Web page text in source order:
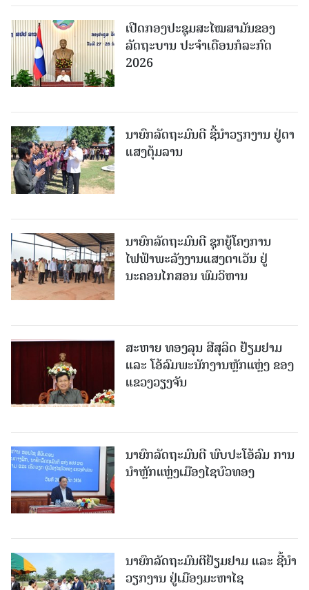
ເປີດກອງປະຊຸມສະໄໝສາມັນຂອງ
ລັດຖະບານ ປະຈໍາເດືອນກໍລະກົດ
2026
ນາຍົກລັດຖະມົນຕີ ຊີ້ນຳວຽກງານ ຢູ່ຕາ
ແສງຕຸ້ມລານ
ນາຍົກລັດຖະມົນຕີ ຊຸກຍູ້ໂຄງການ
ໄຟຟ້າພະລັງງານແສງຕາເວັນ ຢູ່
ນະຄອນໄກສອນ ພົມວິຫານ
ສະຫາຍ ທອງລຸນ ສີສຸລິດ ຢ້ຽມຢາມ
ແລະ ໂອ້ລົມພະນັກງານຫຼັກແຫຼ່ງ ຂອງ
ແຂວງວຽງຈັນ
ນາຍົກລັດຖະມົນຕີ ພົບປະໂອ້ລົມ ການ
ນຳຫຼັກແຫຼ່ງເມືອງໄຊບົວທອງ
ນາຍົກລັດຖະມົນຕີຢ້ຽມຢາມ ແລະ ຊີ້ນຳ
ວຽກງານ ຢູ່ເມືອງມະຫາໄຊ